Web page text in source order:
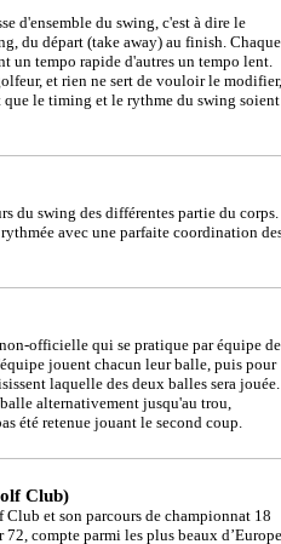
d'ensemble du swing, c'est à dire le
du départ (take away) au finish. Chaque
un tempo rapide d'autres un tempo lent.
et rien ne sert de vouloir le modifier,
le timing et le rythme du swing soient
du swing des différentes partie du corps.
avec une parfaite coordination
officielle qui se pratique par équipe de
jouent chacun leur balle, puis pour
laquelle des deux balles sera jouée.
alternativement jusqu'au trou,
été retenue jouant le second coup.
Club)
et son parcours de championnat 18
72, compte parmi les plus beaux